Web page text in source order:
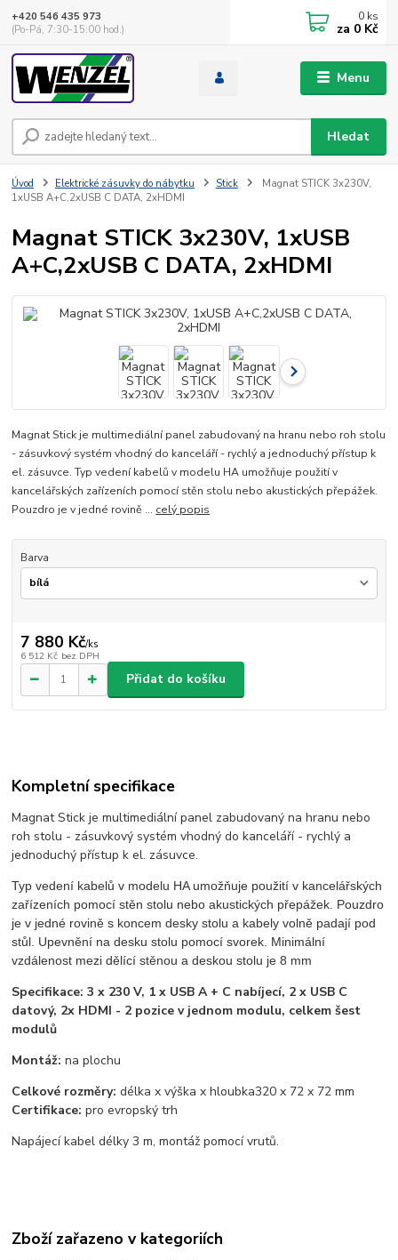
Menu
Hledat
+420 546 435 973
(Po-Pá, 7:30-15:00 hod.)
0 ks
za 0 Kč
Úvod Elektrické zásuvky do nábytku Stick
Magnat STICK 3x230V,
1xUSB A+C,2xUSB C DATA, 2xHDMI
Magnat STICK 3x230V, 1xUSB
A+C,2xUSB C DATA, 2xHDMI
Magnat Stick je multimediální panel zabudovaný na hranu nebo roh stolu
- zásuvkový systém vhodný do kanceláří - rychlý a jednoduchý přístup k
el. zásuvce. Typ vedení kabelů v modelu HA umožňuje použití v
kancelářských zařízeních pomocí stěn stolu nebo akustických přepážek.
Pouzdro je v jedné rovině ... celý popis
Barva
7 880 Kč/ks
6 512 Kč bez DPH
Přidat do košíku
Kompletní specifikace
Magnat Stick je multimediální panel zabudovaný na hranu nebo
roh stolu - zásuvkový systém vhodný do kanceláří - rychlý a
jednoduchý přístup k el. zásuvce.
Typ vedení kabelů v modelu HA umožňuje použití v kancelářských
zařízeních pomocí stěn stolu nebo akustických přepážek. Pouzdro
je v jedné rovině s koncem desky stolu a kabely volně padají pod
stůl. Upevnění na desku stolu pomocí svorek. Minimální
vzdálenost mezi dělící stěnou a deskou stolu je 8 mm
Specifikace: 3 x 230 V, 1 x USB A + C nabíjecí, 2 x USB C
datový, 2x HDMI - 2 pozice v jednom modulu, celkem šest
modulů
Montáž: na plochu
Celkové rozměry:délka x výška x hloubka320 x 72 x 72 mm
Certifikace: pro evropský trh
Napájecí kabel délky 3 m, montáž pomocí vrutů.
Zboží zařazeno v kategoriích